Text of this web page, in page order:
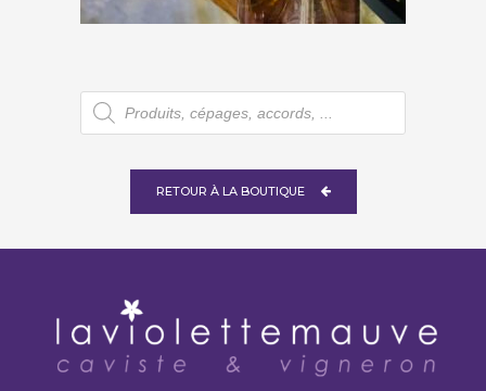
€73,00
Recherche
de
produits
RETOUR À LA BOUTIQUE